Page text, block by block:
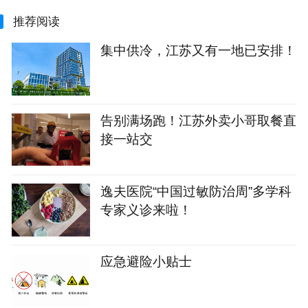
推荐阅读
集中供冷，江苏又有一地已安排！
告别满场跑！江苏外卖小哥取餐直
接一站交
逸夫医院“中国过敏防治周”多学科
专家义诊来啦！
应急避险小贴士